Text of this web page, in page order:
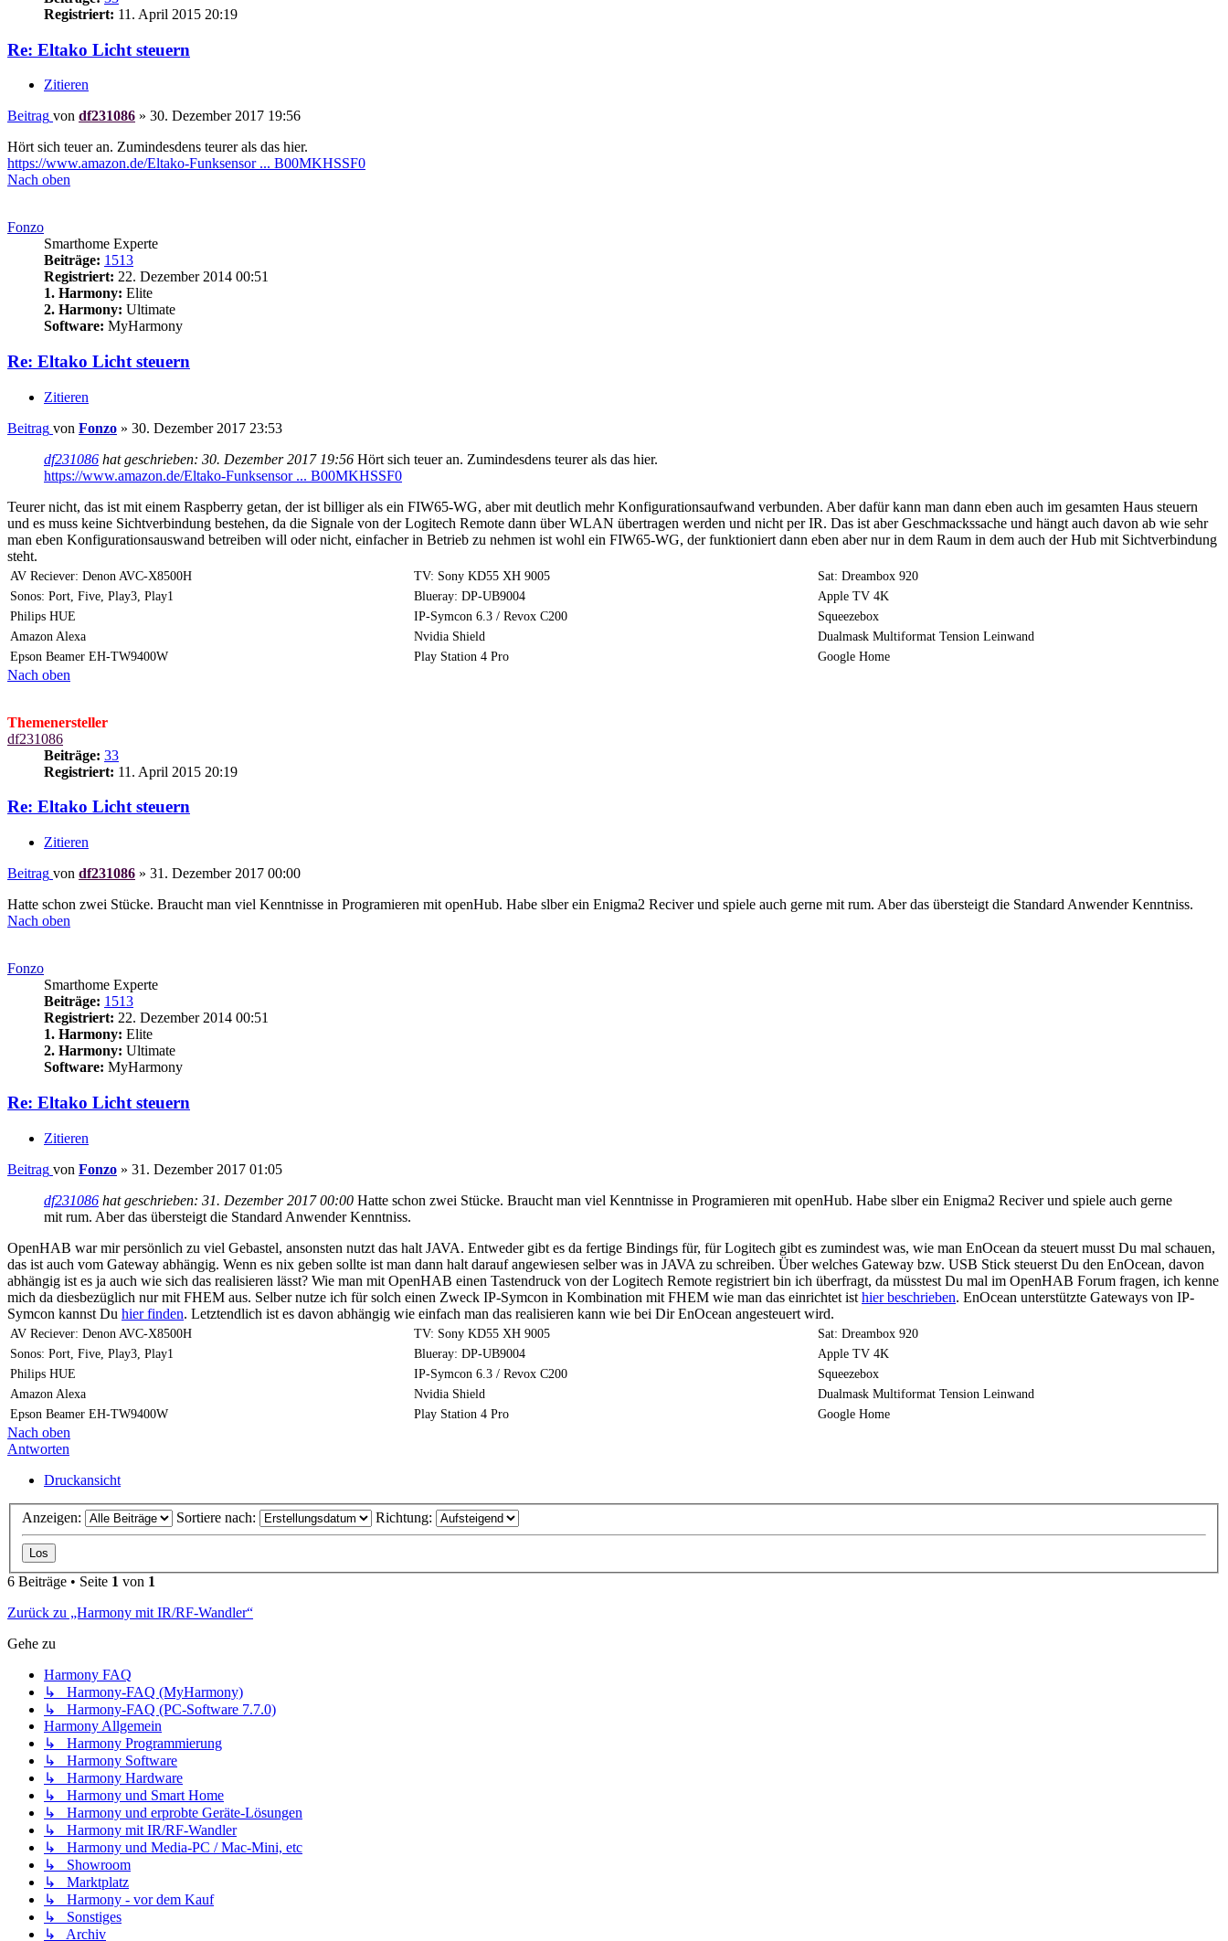
Registriert: 11. April 2015 20:19
Re: Eltako Licht steuern
Zitieren
Beitrag von df231086 » 30. Dezember 2017 19:56
Hört sich teuer an. Zumindesdens teurer als das hier.
https://www.amazon.de/Eltako-Funksensor ... B00MKHSSF0
Nach oben
Fonzo
Smarthome Experte
Beiträge: 1513
Registriert: 22. Dezember 2014 00:51
1. Harmony: Elite
2. Harmony: Ultimate
Software: MyHarmony
Re: Eltako Licht steuern
Zitieren
Beitrag von Fonzo » 30. Dezember 2017 23:53
df231086 hat geschrieben: 30. Dezember 2017 19:56 Hört sich teuer an. Zumindesdens teurer als das hier.
https://www.amazon.de/Eltako-Funksensor ... B00MKHSSF0
Teurer nicht, das ist mit einem Raspberry getan, der ist billiger als ein FIW65-WG, aber mit deutlich mehr Konfigurationsaufwand verbunden. Aber dafür kann man dann eben auch im gesamten Haus steuern
und es muss keine Sichtverbindung bestehen, da die Signale von der Logitech Remote dann über WLAN übertragen werden und nicht per IR. Das ist aber Geschmackssache und hängt auch davon ab wie sehr
man eben Konfigurationsauswand betreiben will oder nicht, einfacher in Betrieb zu nehmen ist wohl ein FIW65-WG, der funktioniert dann eben aber nur in dem Raum in dem auch der Hub mit Sichtverbindung
steht.
AV Reciever: Denon AVC-X8500H TV: Sony KD55 XH 9005
Sat: Dreambox 920
Sonos: Port, Five, Play3, Play1
Blueray: DP-UB9004
Apple TV 4K
Philips HUE
IP-Symcon 6.3 / Revox C200
Squeezebox
Amazon Alexa
Nvidia Shield
Dualmask Multiformat Tension Leinwand
Epson Beamer EH-TW9400W
Play Station 4 Pro Google Home
Nach oben
Themenersteller
df231086
Beiträge: 33
Registriert: 11. April 2015 20:19
Re: Eltako Licht steuern
Zitieren
Beitrag von df231086 » 31. Dezember 2017 00:00
Hatte schon zwei Stücke. Braucht man viel Kenntnisse in Programieren mit openHub. Habe slber ein Enigma2 Reciver und spiele auch gerne mit rum. Aber das übersteigt die Standard Anwender Kenntniss.
Nach oben
Fonzo
Smarthome Experte
Beiträge: 1513
Registriert: 22. Dezember 2014 00:51
1. Harmony: Elite
2. Harmony: Ultimate
Software: MyHarmony
Re: Eltako Licht steuern
Zitieren
Beitrag von Fonzo » 31. Dezember 2017 01:05
df231086 hat geschrieben: 31. Dezember 2017 00:00 Hatte schon zwei Stücke. Braucht man viel Kenntnisse in Programieren mit openHub. Habe slber ein Enigma2 Reciver und spiele auch gerne
mit rum. Aber das übersteigt die Standard Anwender Kenntniss.
OpenHAB war mir persönlich zu viel Gebastel, ansonsten nutzt das halt JAVA. Entweder gibt es da fertige Bindings für, für Logitech gibt es zumindest was, wie man EnOcean da steuert musst Du mal schauen,
das ist auch vom Gateway abhängig. Wenn es nix geben sollte ist man dann halt darauf angewiesen selber was in JAVA zu schreiben. Über welches Gateway bzw. USB Stick steuerst Du den EnOcean, davon
abhängig ist es ja auch wie sich das realisieren lässt? Wie man mit OpenHAB einen Tastendruck von der Logitech Remote registriert bin ich überfragt, da müsstest Du mal im OpenHAB Forum fragen, ich kenne
mich da diesbezüglich nur mit FHEM aus. Selber nutze ich für solch einen Zweck IP-Symcon in Kombination mit FHEM wie man das einrichtet ist hier beschrieben. EnOcean unterstützte Gateways von IP-
Symcon kannst Du hier finden. Letztendlich ist es davon abhängig wie einfach man das realisieren kann wie bei Dir EnOcean angesteuert wird.
AV Reciever: Denon AVC-X8500H TV: Sony KD55 XH 9005
Sat: Dreambox 920
Sonos: Port, Five, Play3, Play1
Blueray: DP-UB9004
Apple TV 4K
Philips HUE
IP-Symcon 6.3 / Revox C200
Squeezebox
Amazon Alexa
Nvidia Shield
Dualmask Multiformat Tension Leinwand
Epson Beamer EH-TW9400W
Play Station 4 Pro Google Home
Nach oben
Antworten
Druckansicht
Anzeigen: Sortiere nach: Richtung:
6 Beiträge • Seite 1 von 1
Zurück zu „Harmony mit IR/RF-Wandler“
Gehe zu
Harmony FAQ
↳ Harmony-FAQ (MyHarmony)
↳ Harmony-FAQ (PC-Software 7.7.0)
Harmony Allgemein
↳ Harmony Programmierung
↳ Harmony Software
↳ Harmony Hardware
↳ Harmony und Smart Home
↳ Harmony und erprobte Geräte-Lösungen
↳ Harmony mit IR/RF-Wandler
↳ Harmony und Media-PC / Mac-Mini, etc
↳ Showroom
↳ Marktplatz
↳ Harmony - vor dem Kauf
↳ Sonstiges
↳ Archiv